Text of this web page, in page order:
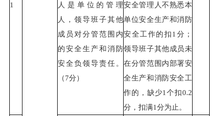
1
人是单位的管理
人，领导班子其他
成员对分管范围内
的安全生产和消防
安全负领导责任。
（7分）
安全管理人不熟悉本
单位安全生产和消防
安全工作的扣1分；
领导班子其他成员未
在分管范围内部署安
全生产和消防安全工
作的，缺少1个扣0.2
分，扣满1分为止。